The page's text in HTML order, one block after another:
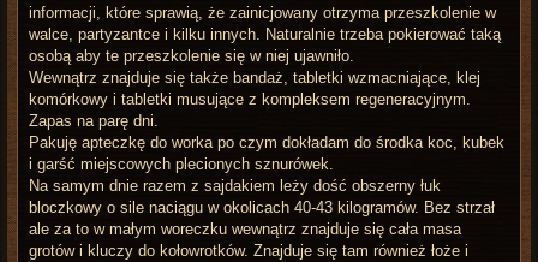
informacji, które sprawią, że zainicjowany otrzyma przeszkolenie w
walce, partyzantce i kilku innych. Naturalnie trzeba pokierować taką
osobą aby te przeszkolenie się w niej ujawniło.
Wewnątrz znajduje się także bandaż, tabletki wzmacniające, klej
komórkowy i tabletki musujące z kompleksem regeneracyjnym.
Zapas na parę dni.
Pakuję apteczkę do worka po czym dokładam do środka koc, kubek
i garść miejscowych plecionych sznurówek.
Na samym dnie razem z sajdakiem leży dość obszerny łuk
bloczkowy o sile naciągu w okolicach 40-43 kilogramów. Bez strzał
ale za to w małym woreczku wewnątrz znajduje się cała masa
grotów i kluczy do kołowrotków. Znajduje się tam również łoże i